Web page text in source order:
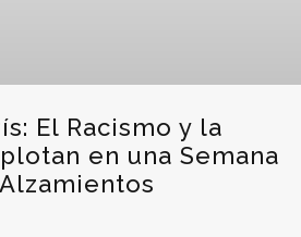
El Racismo y la
en una Semana